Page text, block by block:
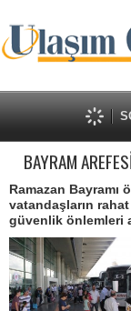
BAYRAM
Ramazan
vatandaşların
güvenlik önlemleri